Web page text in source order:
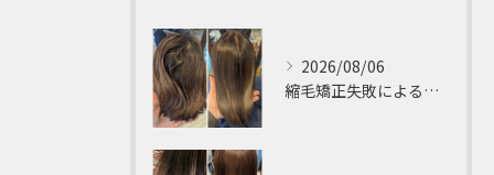
2026/08/06
縮毛矯正失敗によるチリチリやジリジリ髪のビビり直し専門が解説する本当に効く修復策